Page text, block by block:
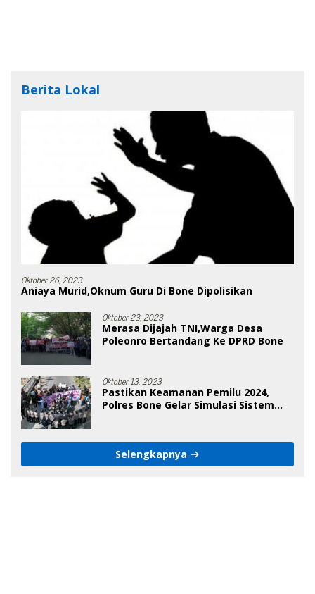
Berita Lokal
Oktober 26, 2023
Aniaya Murid,Oknum Guru Di Bone Dipolisikan
Oktober 23, 2023
Merasa Dijajah TNI,Warga Desa
Poleonro Bertandang Ke DPRD Bone
Oktober 13, 2023
Pastikan Keamanan Pemilu 2024,
Polres Bone Gelar Simulasi Sistem
Selengkapnya